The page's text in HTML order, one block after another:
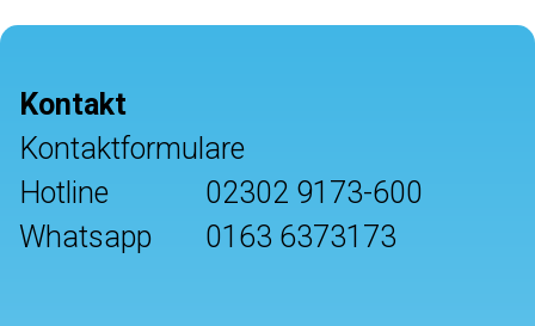
Kontakt
Kontaktformulare
Hotline
02302 9173-600
Whatsapp
0163 6373173